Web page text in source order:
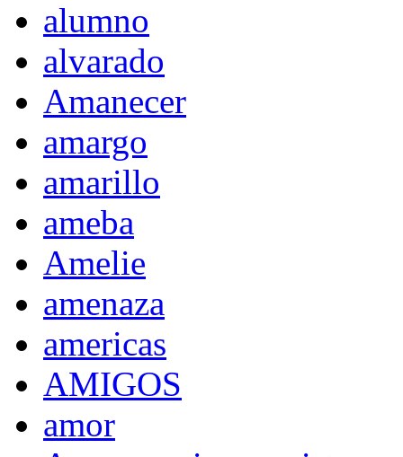
alumno
alvarado
Amanecer
amargo
amarillo
ameba
Amelie
amenaza
americas
AMIGOS
amor